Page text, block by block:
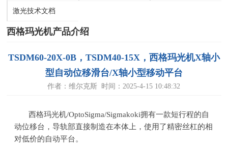
激光技术文档
西格玛光机产品介绍
TSDM60-20X-0B，TSDM40-15X，西格玛光机X轴小
型自动位移滑台/X轴小型移动平台
作者：维尔克斯 时间：2025-4-15 10:48:32
西格玛光机/OptoSigma/Sigmakoki拥有一款短行程的自
动位移台，导轨部直接制造在本体上，使用了精密丝杠的相
对低价的自动平台。